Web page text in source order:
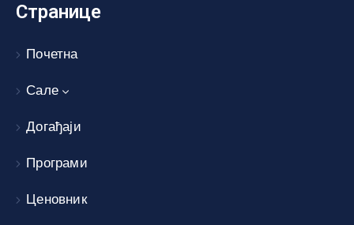
Странице
Почетна
Сале
Догађаји
Програми
Ценовник